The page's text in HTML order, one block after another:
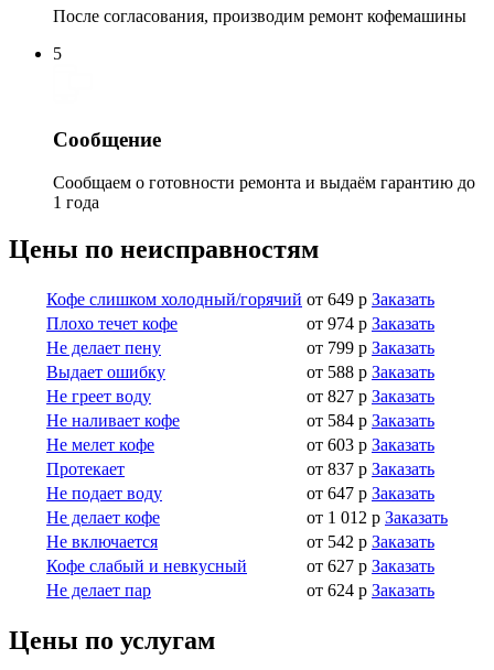
После согласования, производим ремонт кофемашины
5
Сообщение
Сообщаем о готовности ремонта и выдаём гарантию до
1 года
Цены по неисправностям
Кофе слишком холодный/горячий от 649 р Заказать
Плохо течет кофе
от 974 р Заказать
Не делает пену
от 799 р Заказать
Выдает ошибку
от 588 р Заказать
Не греет воду
от 827 р Заказать
Не наливает кофе
от 584 р Заказать
Не мелет кофе
от 603 р Заказать
Протекает
от 837 р Заказать
Не подает воду
от 647 р Заказать
Не делает кофе
от 1 012 р Заказать
Не включается
от 542 р Заказать
Кофе слабый и невкусный
от 627 р Заказать
Не делает пар
от 624 р Заказать
Цены по услугам